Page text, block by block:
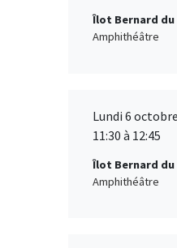
Îlot Bernard du
Amphithéâtre
Lundi 6
11:30 à 12:45
Îlot Bernard du
Amphithéâtre